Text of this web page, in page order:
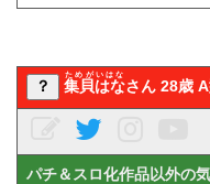
？ 集貝はな
ためがいはな
さん 28歳
パチ＆スロ化作品以外の